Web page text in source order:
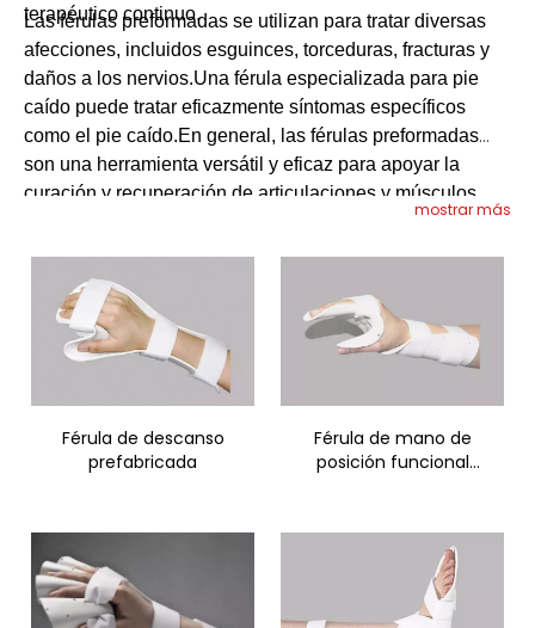
terapéutico continuo.
Las férulas preformadas se utilizan para tratar diversas
afecciones, incluidos esguinces, torceduras, fracturas y
daños a los nervios.Una férula especializada para pie
caído puede tratar eficazmente síntomas específicos
como el pie caído.En general, las férulas preformadas
son una herramienta versátil y eficaz para apoyar la
curación y recuperación de articulaciones y músculos
mostrar más
Férula de descanso
prefabricada
Férula de mano de
posición funcional